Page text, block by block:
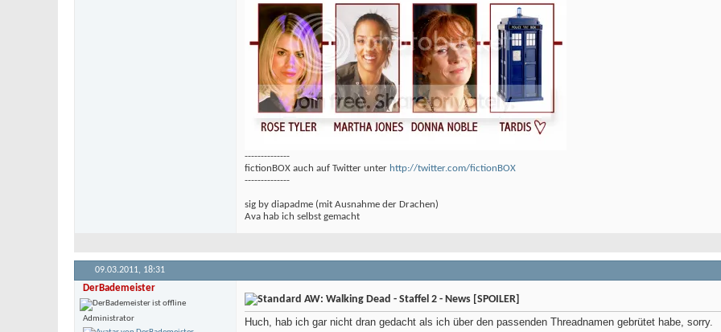
--------------
fictionBOX auch auf Twitter unter http://twitter.com/fictionBOX
--------------
sig by diapadme (mit Ausnahme der Drachen)
Ava hab ich selbst gemacht
09.03.2011, 18:31
DerBademeister
Administrator
AW: Walking Dead - Staffel 2 - News [SPOILER]
Huch, hab ich gar nicht dran gedacht als ich über den passenden Threadnamen gebrütet habe, sorry.